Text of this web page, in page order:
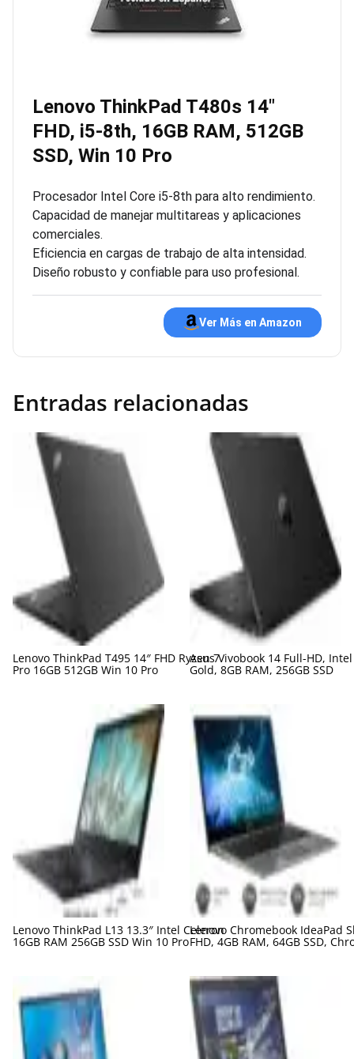
Lenovo ThinkPad T480s 14″
FHD, i5-8th, 16GB RAM, 512GB
SSD, Win 10 Pro
Procesador Intel Core i5-8th para alto rendimiento.
Capacidad de manejar multitareas y aplicaciones
comerciales.
Eficiencia en cargas de trabajo de alta intensidad.
Diseño robusto y confiable para uso profesional.
Ver Más en Amazon
Entradas relacionadas
Lenovo ThinkPad T495 14″ FHD Ryzen 7
Pro 16GB 512GB Win 10 Pro
Asus Vivobook 14 Full-HD,
Gold, 8GB RAM, 256GB SSD
Lenovo ThinkPad L13 13.3″ Intel Celeron
16GB RAM 256GB SSD Win 10 Pro
Lenovo Chromebook IdeaPad
FHD, 4GB RAM, 64GB SSD,